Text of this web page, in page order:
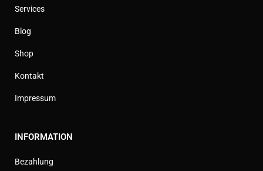
Services
Blog
Shop
Kontakt
Impressum
INFORMATION
Bezahlung